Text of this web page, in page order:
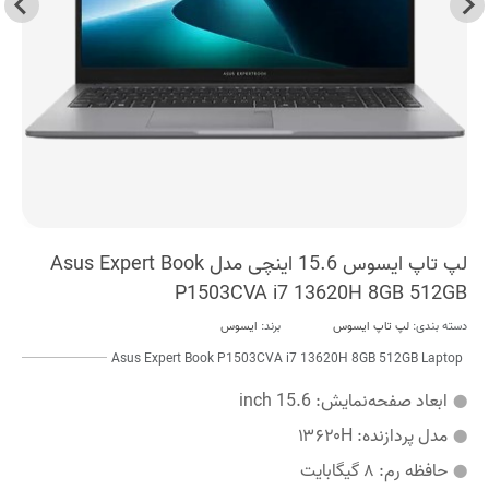
لپ تاپ ایسوس 15.6 اینچی مدل Asus Expert Book
P1503CVA i7 13620H 8GB 512GB
دسته بندی: لپ تاپ ایسوس برند: ایسوس
Asus Expert Book P1503CVA i7 13620H 8GB 512GB Laptop
ابعاد صفحه‌نمایش:15.6 inch
مدل پردازنده: ۱۳۶۲۰H
حافظه رم: ۸ گیگابایت